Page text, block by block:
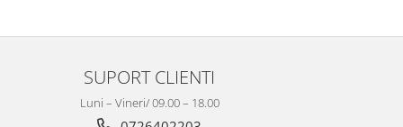
SUPORT CLIENTI
Luni – Vineri/ 09.00 – 18.00